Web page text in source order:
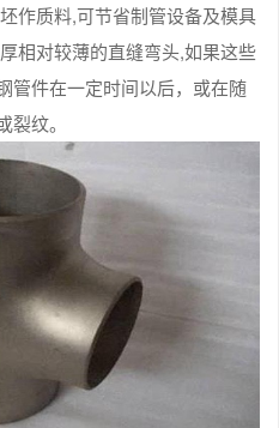
作质料,可节省制管设备及模具
相对较薄的直缝弯头,如果这些
管件在一定时间以后，或在随
纹。